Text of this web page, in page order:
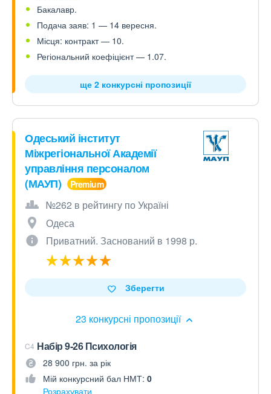
Бакалавр.
Подача заяв: 1 — 14 вересня.
Місця: контракт — 10.
Регіональний коефіцієнт — 1.07.
ще 2 конкурсні пропозиції
Одеський інститут
Міжрегіональної Академії
управління персоналом
(МАУП)
№262 в рейтингу по Україні
Одеса
Приватний. Заснований в 1998 р.
23 конкурсні пропозиції
Зберегти
C4 Набір 9-26 Психологія
28 900 грн. за рік
Мій конкурсний бал НМТ: 0
Розрахувати